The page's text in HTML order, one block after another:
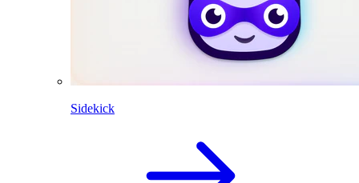
Sidekick